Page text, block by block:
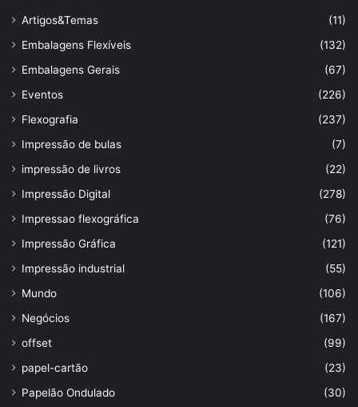
Artigos&Temas
(11)
Embalagens Flexíveis
(132)
Embalagens Gerais
(67)
Eventos
(226)
Flexografia
(237)
Impressão de bulas
(7)
impressão de livros
(22)
Impressão Digital
(278)
Impressao flexográfica
(76)
Impressão Gráfica
(121)
Impressão industrial
(55)
Mundo
(106)
Negócios
(167)
offset
(99)
papel-cartão
(23)
Papelão Ondulado
(30)